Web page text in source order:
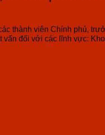
thành viên Chính phủ,
đối với các lĩnh vực: